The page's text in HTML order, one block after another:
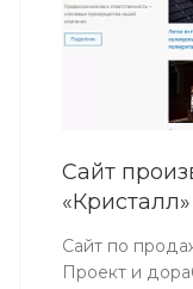
Сайт
«Кристалл»
Сайт по
Проект и